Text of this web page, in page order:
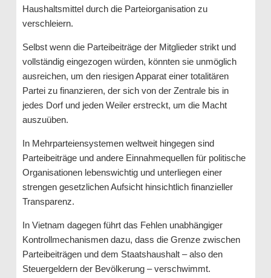
Haushaltsmittel durch die Parteiorganisation zu
verschleiern.
Selbst wenn die Parteibeiträge der Mitglieder strikt und
vollständig eingezogen würden, könnten sie unmöglich
ausreichen, um den riesigen Apparat einer totalitären
Partei zu finanzieren, der sich von der Zentrale bis in
jedes Dorf und jeden Weiler erstreckt, um die Macht
auszuüben.
In Mehrparteiensystemen weltweit hingegen sind
Parteibeiträge und andere Einnahmequellen für politische
Organisationen lebenswichtig und unterliegen einer
strengen gesetzlichen Aufsicht hinsichtlich finanzieller
Transparenz.
In Vietnam dagegen führt das Fehlen unabhängiger
Kontrollmechanismen dazu, dass die Grenze zwischen
Parteibeiträgen und dem Staatshaushalt – also den
Steuergeldern der Bevölkerung – verschwimmt.